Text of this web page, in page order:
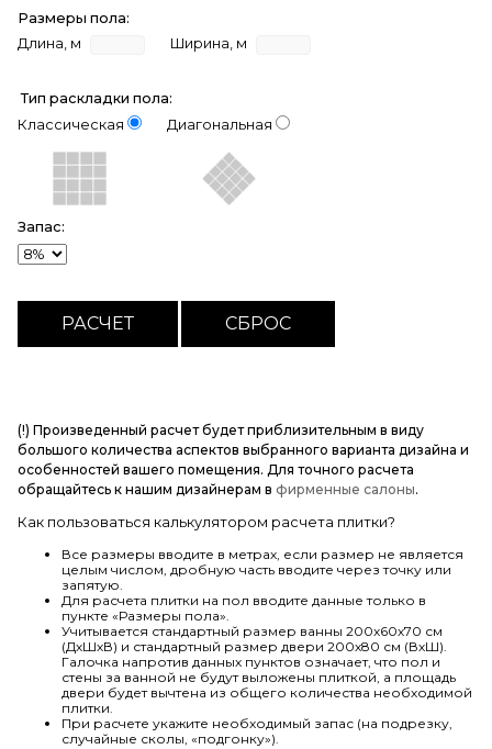
Размеры пола:
Длина, м
Ширина, м
Тип раскладки пола:
Классическая
Диагональная
Запас:
(!) Произведенный расчет будет приблизительным в виду
большого количества аспектов выбранного варианта дизайна и
особенностей вашего помещения. Для точного расчета
обращайтесь к нашим дизайнерам в фирменные салоны.
Как пользоваться калькулятором расчета плитки?
Все размеры вводите в метрах, если размер не является
целым числом, дробную часть вводите через точку или
запятую.
Для расчета плитки на пол вводите данные только в
пункте «Размеры пола».
Учитывается стандартный размер ванны 200х60х70 см
(ДхШхВ) и стандартный размер двери 200х80 см (ВхШ).
Галочка напротив данных пунктов означает, что пол и
стены за ванной не будут выложены плиткой, а площадь
двери будет вычтена из общего количества необходимой
плитки.
При расчете укажите необходимый запас (на подрезку,
случайные сколы, «подгонку»).